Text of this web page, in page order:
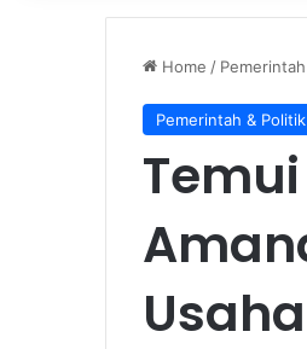
Home /
Pemerintah & Politik
Temui